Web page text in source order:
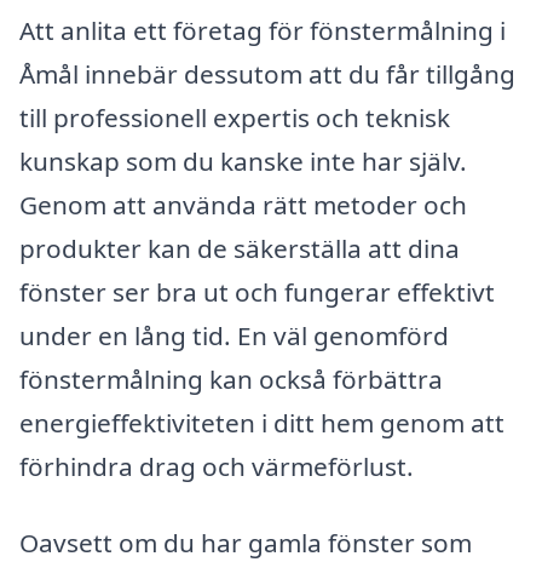
Att anlita ett företag för fönstermålning i
Åmål innebär dessutom att du får tillgång
till professionell expertis och teknisk
kunskap som du kanske inte har själv.
Genom att använda rätt metoder och
produkter kan de säkerställa att dina
fönster ser bra ut och fungerar effektivt
under en lång tid. En väl genomförd
fönstermålning kan också förbättra
energieffektiviteten i ditt hem genom att
förhindra drag och värmeförlust.
Oavsett om du har gamla fönster som